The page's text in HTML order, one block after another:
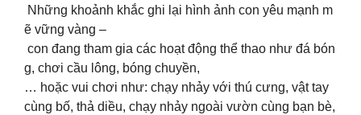
Những khoảnh khắc ghi lại hình ảnh con yêu mạnh m
ẽ vững vàng –
con đang tham gia các hoạt động thể thao như đá bón
g, chơi cầu lông, bóng chuyền,
… hoặc vui chơi như: chạy nhảy với thú cưng, vật tay
cùng bố, thả diều, chạy nhảy ngoài vườn cùng bạn bè,